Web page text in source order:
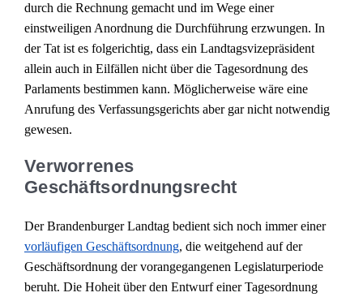
durch die Rechnung gemacht und im Wege einer
einstweiligen Anordnung die Durchführung erzwungen. In
der Tat ist es folgerichtig, dass ein Landtagsvizepräsident
allein auch in Eilfällen nicht über die Tagesordnung des
Parlaments bestimmen kann. Möglicherweise wäre eine
Anrufung des Verfassungsgerichts aber gar nicht notwendig
gewesen.
Verworrenes
Geschäftsordnungsrecht
Der Brandenburger Landtag bedient sich noch immer einer
vorläufigen Geschäftsordnung, die weitgehend auf der
Geschäftsordnung der vorangegangenen Legislaturperiode
beruht. Die Hoheit über den Entwurf einer Tagesordnung